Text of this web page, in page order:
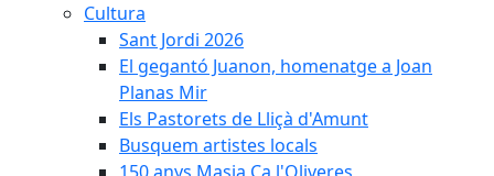
Cultura
Sant Jordi 2026
El gegantó Juanon, homenatge a Joan
Planas Mir
Els Pastorets de Lliçà d'Amunt
Busquem artistes locals